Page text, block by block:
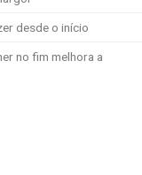
no fim melhora a
a absorção do